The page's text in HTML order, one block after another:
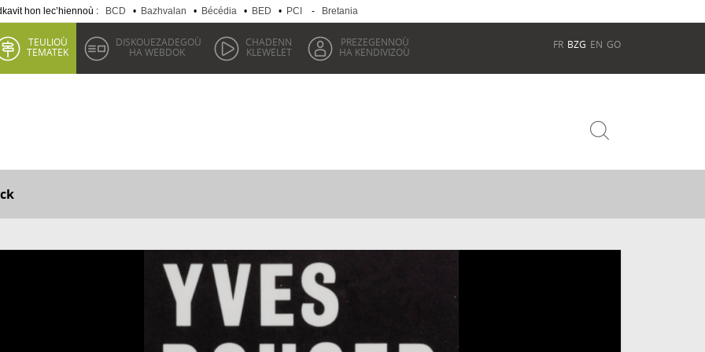
hon lec’hiennoù : BCD • Bazhvalan • Bécédia • BED • PCI - Bretania
TEULIOÙ
TEMATEK
DISKOUEZADEGOÙ
HA WEBDOK
CHADENN
KLEWELET
PREZEGENNOÙ
HA KENDIVIZOÙ
FR BZG EN GO